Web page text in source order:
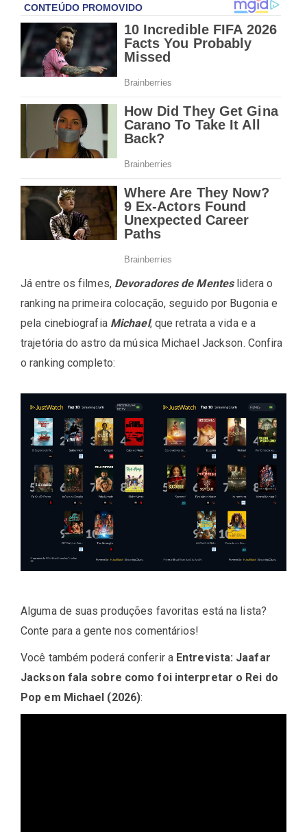
Já entre os filmes, Devoradores de Mentes lidera o
ranking na primeira colocação, seguido por Bugonia e
pela cinebiografiaMichael, que retrata a vida e a
trajetória do astro da música Michael Jackson. Confira
o ranking completo:
Alguma de suas produções favoritas está na lista?
Conte para a gente nos comentários!
Você também poderá conferir a Entrevista: Jaafar
Jackson fala sobre como foi interpretar o Rei do
Pop em Michael (2026):